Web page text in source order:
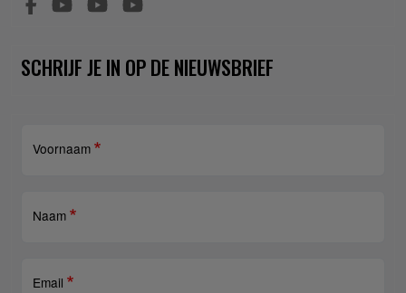
SCHRIJF JE IN OP DE NIEUWSBRIEF
Voornaam
Naam
Email